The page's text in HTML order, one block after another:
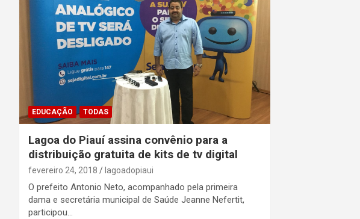
EDUCAÇÃO TODAS
Lagoa do Piauí assina convênio para a
distribuição gratuita de kits de tv digital
fevereiro 24, 2018 lagoadopiaui
O prefeito Antonio Neto, acompanhado pela primeira
dama e secretária municipal de Saúde Jeanne Nefertit,
participou…